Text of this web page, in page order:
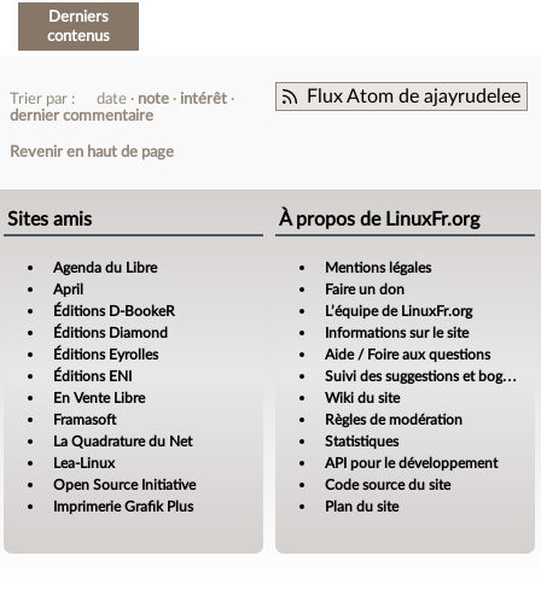
Derniers
contenus
Flux Atom de ajayrudelee
Trier par : date note
intérêt
dernier commentaire
Revenir en haut de page
Sites amis
Agenda du Libre
April
Éditions D-BookeR
Éditions Diamond
Éditions Eyrolles
Éditions ENI
En Vente Libre
Framasoft
La Quadrature du Net
Lea-Linux
Open Source Initiative
Imprimerie Grafik Plus
À propos de LinuxFr.org
Mentions légales
Faire un don
L’équipe de LinuxFr.org
Informations sur le site
Aide / Foire aux questions
Suivi des suggestions et bogues
Wiki du site
Règles de modération
Statistiques
API pour le développement
Code source du site
Plan du site